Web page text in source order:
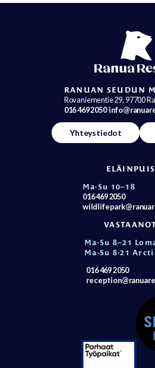
RANUAN SEUDUN
Rovaniementie 29, 97700
016 469 2050
Yhteystiedot
Ma-Su 10–18
016 469 2050
Ma-Su 8–21
Ma-Su 8-21
016 469 2050